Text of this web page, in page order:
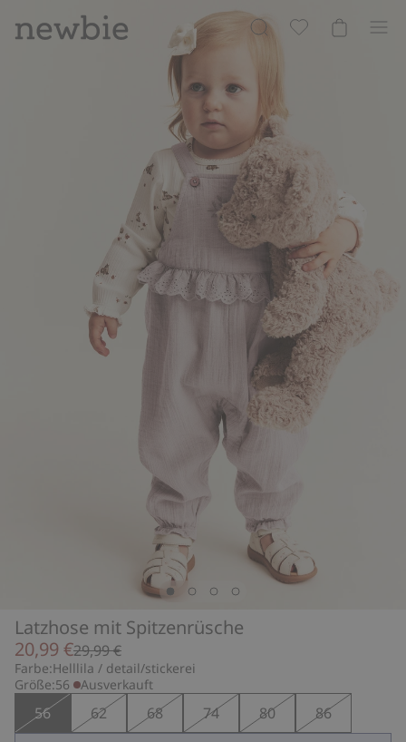
Latzhose mit Spitzenrüsche
20,99 €29,99 €
Farbe:Helllila / detail/stickerei
Größe:56 Ausverkauft
56 62 68 74 80 86